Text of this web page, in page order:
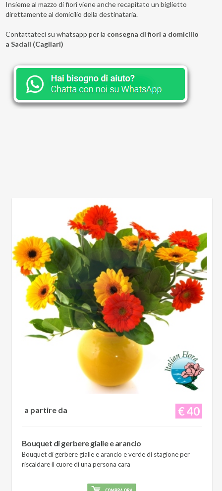
Insieme al mazzo di fiori viene anche recapitato un biglietto
direttamente al domicilio della destinataria.
Contattateci su whatsapp per la consegna di fiori a domicilio
a Sadali (Cagliari)
€ 40
a partire da
Bouquet di gerbere gialle e arancio
Bouquet di gerbere gialle e arancio e verde di stagione per
riscaldare il cuore di una persona cara